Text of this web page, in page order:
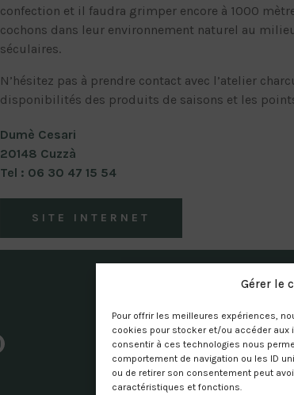
Gérer le
Pour offrir les meilleures expériences,
cookies pour stocker et/ou accéder aux
consentir à ces technologies nous
comportement de navigation ou les ID
ou de retirer son consentement peut
caractéristiques et fonctions.
confection et il faudra grimper encore à 1000
cochons dans leur environnement naturel au
séculaires.
N’hésitez pas à prendre contact avec l’atelier
disponibilités des produits de saisons et les
Dumè Cesari
20148 Cuzzà
Tel : 06 30 47 15 54
SITE INTERNET